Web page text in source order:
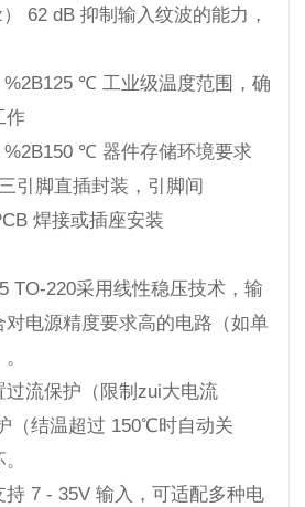
62 dB 抑制输入纹波的能力，
℃ 工业级温度范围，确
作
℃ 器件存储环境要求
引脚直插封装，引脚间
焊接或插座安装
TO-220采用线性稳压技术，输
电源精度要求高的电路（如单
过流保护（限制zui大电流
（结温超过 150℃时自动关
7 - 35V 输入，可适配多种电